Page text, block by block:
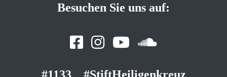
Besuchen Sie uns auf:
#1133 #StiftHeiligenkreuz